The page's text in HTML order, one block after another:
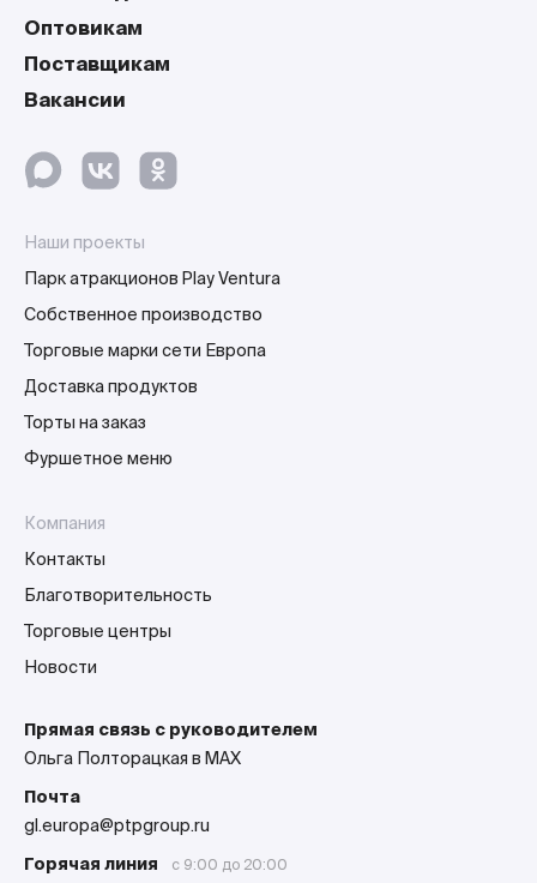
Оптовикам
Поставщикам
Вакансии
Наши проекты
Парк атракционов Play Ventura
Собственное производство
Торговые марки сети Европа
Доставка продуктов
Торты на заказ
Фуршетное меню
Компания
Контакты
Благотворительность
Торговые центры
Новости
Прямая связь с руководителем
Ольга Полторацкая в MAX
Почта
gl.europa@ptpgroup.ru
Горячая линия
с 9:00 до 20:00